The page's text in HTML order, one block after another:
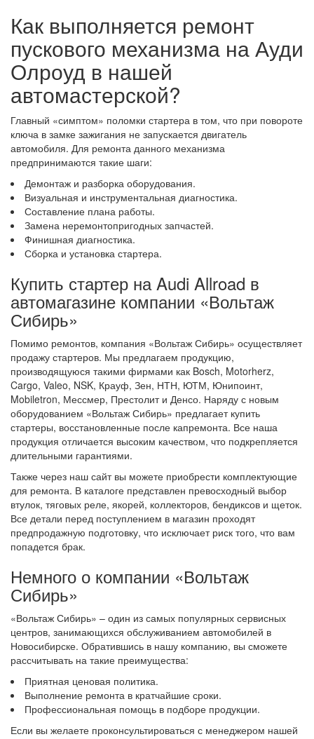
Как выполняется ремонт
пускового механизма на Ауди
Олроуд в нашей
автомастерской?
Главный «симптом» поломки стартера в том, что при повороте
ключа в замке зажигания не запускается двигатель
автомобиля. Для ремонта данного механизма
предпринимаются такие шаги:
Демонтаж и разборка оборудования.
Визуальная и инструментальная диагностика.
Составление плана работы.
Замена неремонтопригодных запчастей.
Финишная диагностика.
Сборка и установка стартера.
Купить стартер на Audi Allroad в
автомагазине компании «Вольтаж
Сибирь»
Помимо ремонтов, компания «Вольтаж Сибирь» осуществляет
продажу стартеров. Мы предлагаем продукцию,
производящуюся такими фирмами как Bosch, Motorherz,
Cargo, Valeo, NSK, Крауф, Зен, НТН, ЮТМ, Юнипоинт,
Mobiletron, Мессмер, Престолит и Денсо. Наряду с новым
оборудованием «Вольтаж Сибирь» предлагает купить
стартеры, восстановленные после капремонта. Все наша
продукция отличается высоким качеством, что подкрепляется
длительными гарантиями.
Также через наш сайт вы можете приобрести комплектующие
для ремонта. В каталоге представлен превосходный выбор
втулок, тяговых реле, якорей, коллекторов, бендиксов и щеток.
Все детали перед поступлением в магазин проходят
предпродажную подготовку, что исключает риск того, что вам
попадется брак.
Немного о компании «Вольтаж
Сибирь»
«Вольтаж Сибирь» – один из самых популярных сервисных
центров, занимающихся обслуживанием автомобилей в
Новосибирске. Обратившись в нашу компанию, вы сможете
рассчитывать на такие преимущества:
Приятная ценовая политика.
Выполнение ремонта в кратчайшие сроки.
Профессиональная помощь в подборе продукции.
Если вы желаете проконсультироваться с менеджером нашей